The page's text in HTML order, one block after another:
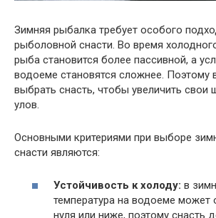
Зимняя рыбалка требует особого
рыболовной снасти. Во время
рыба становится более пассивной, а
водоеме становятся сложнее. Поэтому
выбрать снасть, чтобы увеличить свои
улов.
Основными критериями при выборе
снасти являются:
Устойчивость к холоду: в
температура на водоеме может